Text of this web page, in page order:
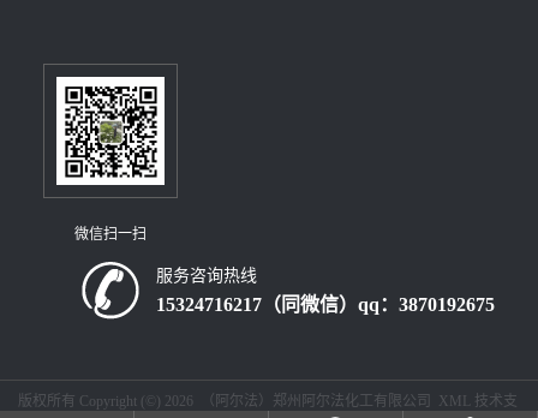
百公斤级可供应
微信扫一扫
服务咨询热线
15324716217（同微信）qq：3870192675
版权所有 Copyright (©) 2026 （阿尔法）郑州阿尔法化工有限公司 XML 技术支